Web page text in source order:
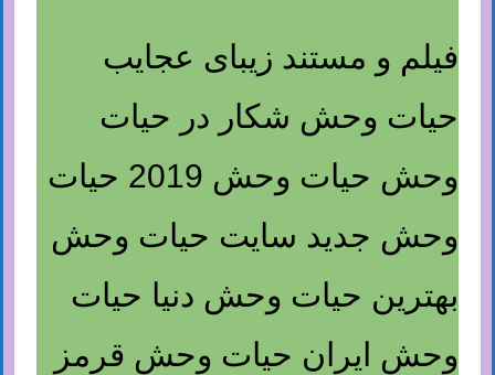
فیلم و مستند زیبای عجایب
حیات وحش شکار در حیات
وحش حیات وحش 2019 حیات
وحش جدید سایت حیات وحش
بهترین حیات وحش دنیا حیات
وحش ایران حیات وحش قرمز